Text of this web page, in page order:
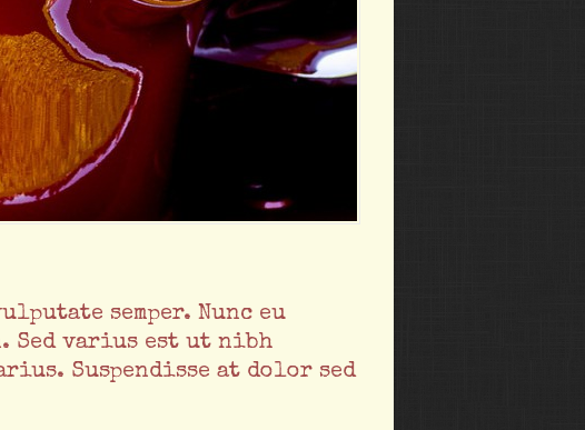
semper. Nunc eu
varius est ut nibh
Suspendisse at dolor sed